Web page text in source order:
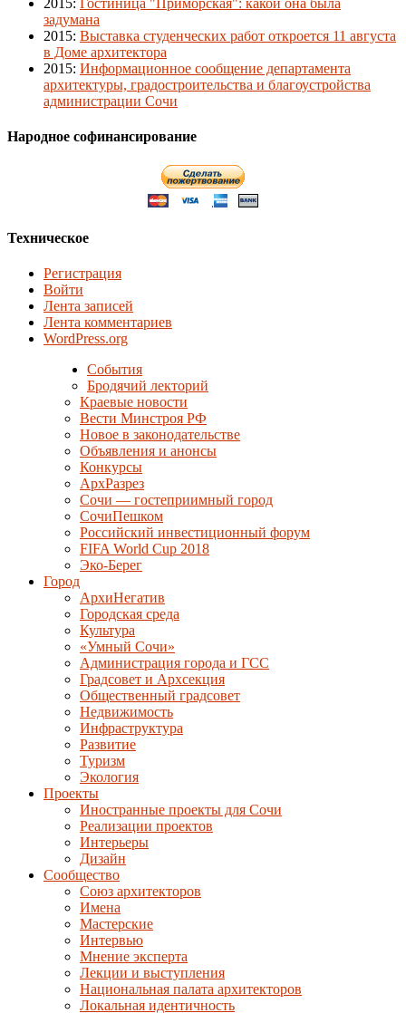
2015:
Гостиница "Приморская": какой она была
задумана
2015: Выставка студенческих работ откроется 11 августа
в Доме архитектора
2015: Информационное сообщение департамента
архитектуры, градостроительства и благоустройства
администрации Сочи
Народное софинансирование
Техническое
Регистрация
Войти
Лента записей
Лента комментариев
WordPress.org
События
Бродячий лекторий
Краевые новости
Вести Минстроя РФ
Новое в законодательстве
Объявления и анонсы
Конкурсы
АрхРазрез
Сочи — гостеприимный город
СочиПешком
Российский инвестиционный форум
FIFA World Cup 2018
Эко-Берег
Город
АрхиНегатив
Городская среда
Культура
«Умный Сочи»
Администрация города и ГСС
Градсовет и Архсекция
Общественный градсовет
Недвижимость
Инфраструктура
Развитие
Туризм
Экология
Проекты
Иностранные проекты для Сочи
Реализации проектов
Интерьеры
Дизайн
Сообщество
Союз архитекторов
Имена
Мастерские
Интервью
Мнение эксперта
Лекции и выступления
Национальная палата архитекторов
Локальная идентичность